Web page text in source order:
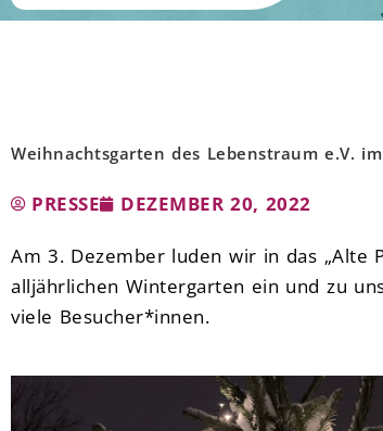
Weihnachtsgarten des Lebenstraum e.V.
PRESSE DEZEMBER 20, 2022
Am 3. Dezember luden wir in das „Alte
alljährlichen Wintergarten ein und zu
viele Besucher*innen.